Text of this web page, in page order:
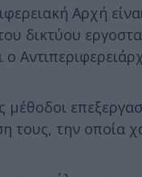
Αρχή
δικτύου
ο
μέθοδοι
τους, την οποία